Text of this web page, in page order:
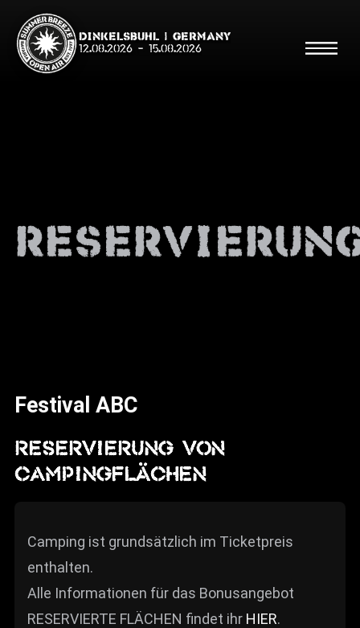
Dinkelsbühl | Germany
12.08.2026 - 15.08.2026
Shop
Info
Media
ZUM SHOP
BARRIEREFREIHEIT
ONLINE
Rückblicke
Festival ABC
RESERVIERUNG VON
CAMPINGFLÄCHEN
Camping ist grundsätzlich im Ticketpreis
enthalten.
Alle Informationen für das Bonusangebot
RESERVIERTE FLÄCHEN findet ihr HIER.